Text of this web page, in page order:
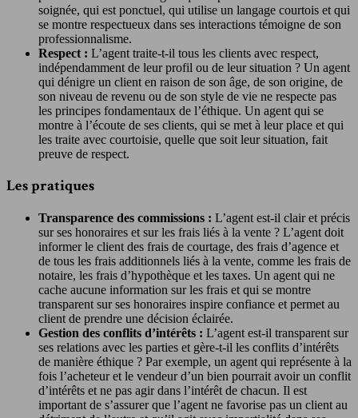
soignée, qui est ponctuel, qui utilise un langage courtois et qui
se montre respectueux dans ses interactions témoigne de son
professionnalisme.
Respect : L’agent traite-t-il tous les clients avec respect,
indépendamment de leur profil ou de leur situation ? Un agent
qui dénigre un client en raison de son âge, de son origine, de
son niveau de revenu ou de son style de vie ne respecte pas
les principes fondamentaux de l’éthique. Un agent qui se
montre à l’écoute de ses clients, qui se met à leur place et qui
les traite avec courtoisie, quelle que soit leur situation, fait
preuve de respect.
Les pratiques
Transparence des commissions : L’agent est-il clair et précis
sur ses honoraires et sur les frais liés à la vente ? L’agent doit
informer le client des frais de courtage, des frais d’agence et
de tous les frais additionnels liés à la vente, comme les frais de
notaire, les frais d’hypothèque et les taxes. Un agent qui ne
cache aucune information sur les frais et qui se montre
transparent sur ses honoraires inspire confiance et permet au
client de prendre une décision éclairée.
Gestion des conflits d’intérêts : L’agent est-il transparent sur
ses relations avec les parties et gère-t-il les conflits d’intérêts
de manière éthique ? Par exemple, un agent qui représente à la
fois l’acheteur et le vendeur d’un bien pourrait avoir un conflit
d’intérêts et ne pas agir dans l’intérêt de chacun. Il est
important de s’assurer que l’agent ne favorise pas un client au